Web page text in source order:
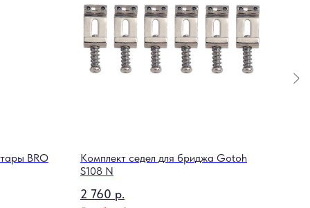
BRO
Комплект седел для бриджа Gotoh
S108 N
2 760 р.